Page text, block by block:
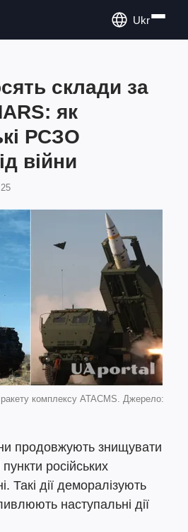
Ukr
склади за
як
РСЗО
війни
комплексу ATACMS. Джерело:
продовжують знищувати
російських
Такі дії деморалізують
наступальні дії